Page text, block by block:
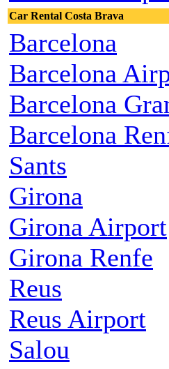
Car Rental Costa Brava
Barcelona
Barcelona
Barcelona
Barcelona
Sants
Girona
Girona Airport
Girona Renfe
Reus
Reus Airport
Salou